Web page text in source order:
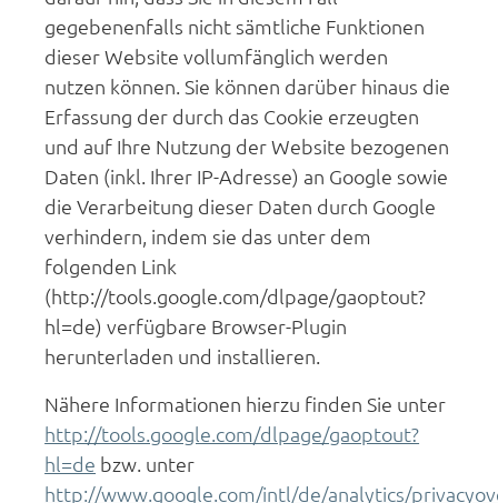
gegebenenfalls nicht sämtliche Funktionen
dieser Website vollumfänglich werden
nutzen können. Sie können darüber hinaus die
Erfassung der durch das Cookie erzeugten
und auf Ihre Nutzung der Website bezogenen
Daten (inkl. Ihrer IP-Adresse) an Google sowie
die Verarbeitung dieser Daten durch Google
verhindern, indem sie das unter dem
folgenden Link
(http://tools.google.com/dlpage/gaoptout?
hl=de) verfügbare Browser-Plugin
herunterladen und installieren.
Nähere Informationen hierzu finden Sie unter
http://tools.google.com/dlpage/gaoptout?
hl=de bzw. unter
http://www.google.com/intl/de/analytics/